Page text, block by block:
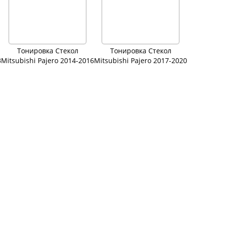
Тонировка Стекол
Mitsubishi Pajero 2014-2016
Тонировка Стекол
Mitsubishi Pajero 2017-2020